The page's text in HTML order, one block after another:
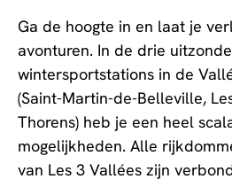
Ga de hoogte in en laat je
avonturen. In de drie
wintersportstations in de
(Saint-Martin-de-Belleville,
Thorens) heb je een heel
mogelijkheden. Alle
van Les 3 Vallées zijn